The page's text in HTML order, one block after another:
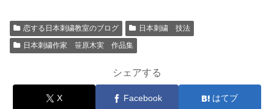
恋する日本刺繍教室のブログ
日本刺繍 技法
日本刺繍作家 笹原木実 作品集
シェアする
X Facebook はてブ